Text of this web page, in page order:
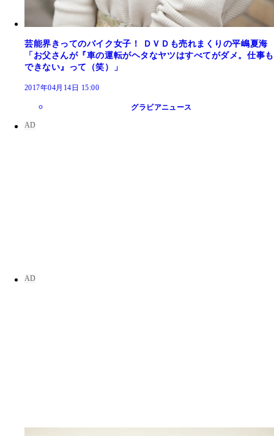
芸能界きってのバイク女子！ ＤＶＤも売れまくりの平嶋夏海
「お父さんが『車の運転がヘタなヤツはすべてがダメ。仕事も
できない』って（笑）」
2017年04月14日 15:00
グラビアニュース